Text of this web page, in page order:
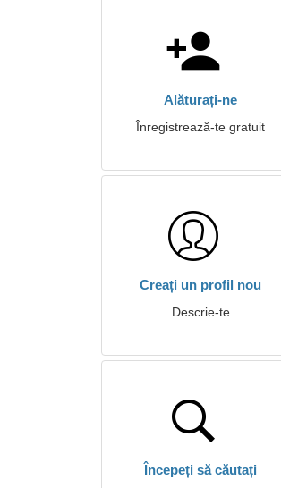
Alăturați-ne
Înregistrează-te gratuit
Creați un profil nou
Descrie-te
Începeți să căutați